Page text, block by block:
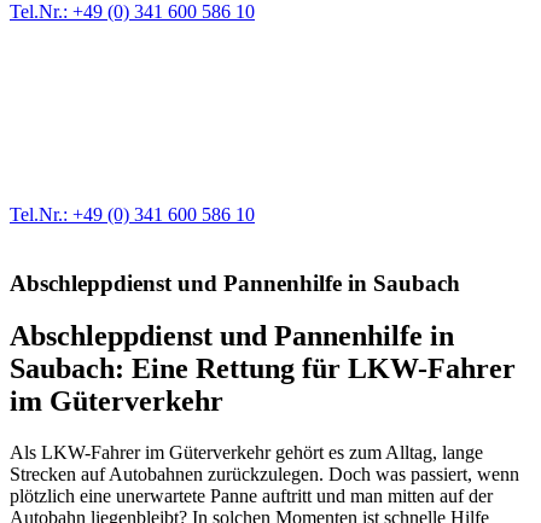
Tel.Nr.: +49 (0) 341 600 586 10
Tel.Nr.: +49 (0) 341 600 586 10
Abschleppdienst und Pannenhilfe in Saubach
Abschleppdienst und Pannenhilfe in
Saubach: Eine Rettung für LKW-Fahrer
im Güterverkehr
Als LKW-Fahrer im Güterverkehr gehört es zum Alltag, lange
Strecken auf Autobahnen zurückzulegen. Doch was passiert, wenn
plötzlich eine unerwartete Panne auftritt und man mitten auf der
Autobahn liegenbleibt? In solchen Momenten ist schnelle Hilfe